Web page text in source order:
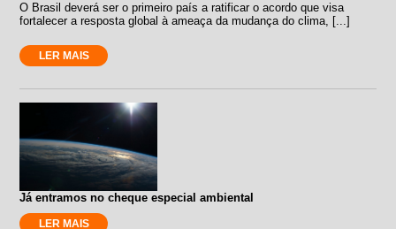
O Brasil deverá ser o primeiro país a ratificar o acordo que visa
fortalecer a resposta global à ameaça da mudança do clima, [...]
LER MAIS
Já entramos no cheque especial ambiental
LER MAIS